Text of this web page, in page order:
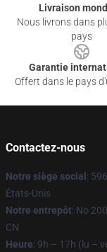
Livraison
Nous livrons dans
pays
Garantie
Offert dans le pays
Contactez-nous
Notre siège social :
États-Unis
Notre entrepôt: No
CN
Heure: 9h – 17h (lu –